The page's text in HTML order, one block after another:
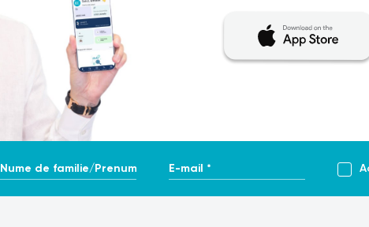
Nume de familie/Prenume * E-mail *